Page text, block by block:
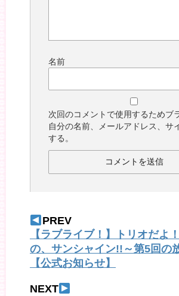
名前
次回のコメントで使用するためブ
自分の名前、メールアドレス、サ
する。
PREV
【ラブライブ！】トリオだよ
の、サンシャイン!!～第5回の
【公式お知らせ】
NEXT